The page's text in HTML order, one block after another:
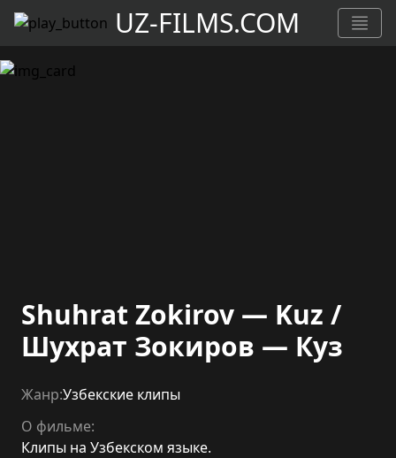
UZ-FILMS.COM
Shuhrat Zokirov — Kuz /
Шухрат Зокиров — Куз
Жанр:Узбекские клипы
О фильме:
Клипы на Узбекском языке.